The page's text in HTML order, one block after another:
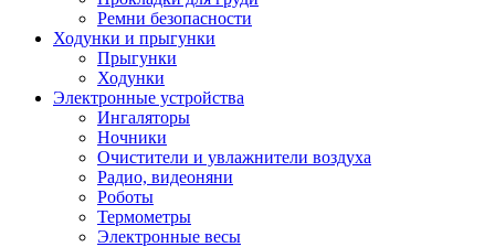
Ремни безопасности
Ходунки и прыгунки
Прыгунки
Ходунки
Электронные устройства
Ингаляторы
Ночники
Очистители и увлажнители воздуха
Радио, видеоняни
Роботы
Термометры
Электронные весы